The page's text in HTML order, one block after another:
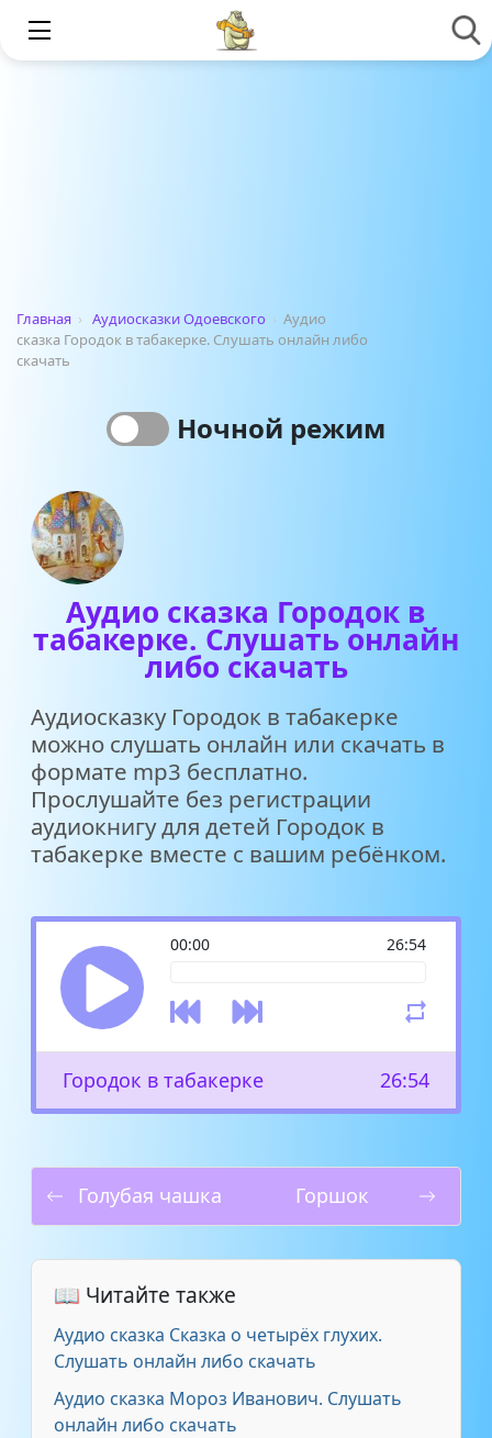
Главная › Аудиосказки Одоевского › Аудио
сказка Городок в табакерке. Слушать онлайн либо
скачать
Ночной режим
Аудио сказка Городок в
табакерке. Слушать онлайн
либо скачать
Аудиосказку Городок в табакерке
можно слушать онлайн или скачать в
формате mp3 бесплатно.
Прослушайте без регистрации
аудиокнигу для детей Городок в
табакерке вместе с вашим ребёнком.
00:00 26:54
Городок в табакерке 26:54
Голубая чашка Горшок
📖 Читайте также
Аудио сказка Сказка о четырёх глухих.
Слушать онлайн либо скачать
Аудио сказка Мороз Иванович. Слушать
онлайн либо скачать